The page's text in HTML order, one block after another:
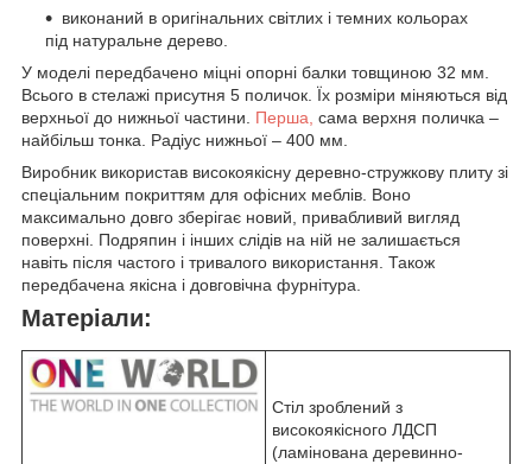
виконаний в оригінальних світлих і темних кольорах
під натуральне дерево.
У моделі передбачено міцні опорні балки товщиною 32 мм.
Всього в стелажі присутня 5 поличок. Їх розміри міняються від
верхньої до нижньої частини. Перша, сама верхня поличка –
найбільш тонка. Радіус нижньої – 400 мм.
Виробник використав високоякісну деревно-стружкову плиту зі
спеціальним покриттям для офісних меблів. Воно
максимально довго зберігає новий, привабливий вигляд
поверхні. Подряпин і інших слідів на ній не залишається
навіть після частого і тривалого використання. Також
передбачена якісна і довговічна фурнітура.
Матеріали:
Стіл зроблений з
високоякісного ЛДСП
(ламінована деревинно-